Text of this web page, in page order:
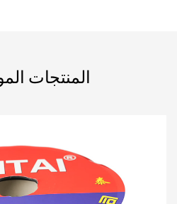
المنتجات